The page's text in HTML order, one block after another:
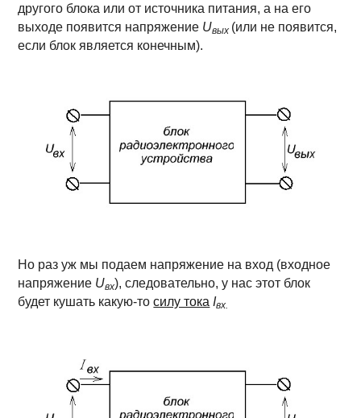
другого блока или от источника питания, а на его
выходе появится напряжение Uвых (или не появится,
если блок является конечным).
Но раз уж мы подаем напряжение на вход (входное
напряжение Uвх), следовательно, у нас этот блок
будет кушать какую-тосилу тока Iвх.